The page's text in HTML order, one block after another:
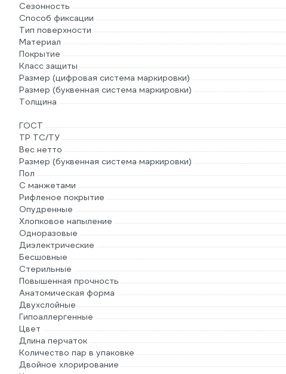
Сезонность
Способ фиксации
Тип поверхности
Материал
Покрытие
Класс защиты
Размер (цифровая система маркировки)
Размер (буквенная система маркировки)
Толщина
ГОСТ
ТР ТС/ТУ
Вес нетто
Размер (буквенная система маркировки)
Пол
С манжетами
Рифленое покрытие
Опудренные
Хлопковое напыление
Одноразовые
Диэлектрические
Бесшовные
Стерильные
Повышенная прочность
Анатомическая форма
Двухслойные
Гипоаллергенные
Цвет
Длина перчаток
Количество пар в упаковке
Двойное хлорирование